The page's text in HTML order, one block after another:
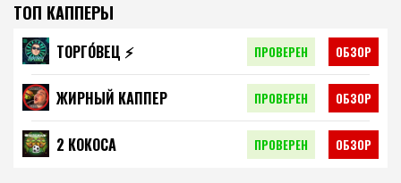
ТОП КАППЕРЫ
ТОРГО́ВЕЦ ⚡️ ПРОВЕРЕН ОБЗОР
ЖИРНЫЙ КАППЕР ПРОВЕРЕН ОБЗОР
2 КОКОСА ПРОВЕРЕН ОБЗОР